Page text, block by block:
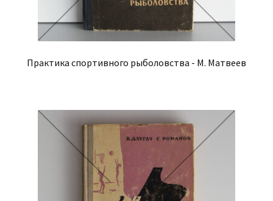
Практика спортивного рыболовства - М. Матвеев